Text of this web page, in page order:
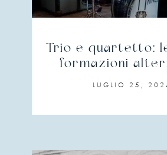
Trio e quartetto:
formazioni
LUGLIO 25,